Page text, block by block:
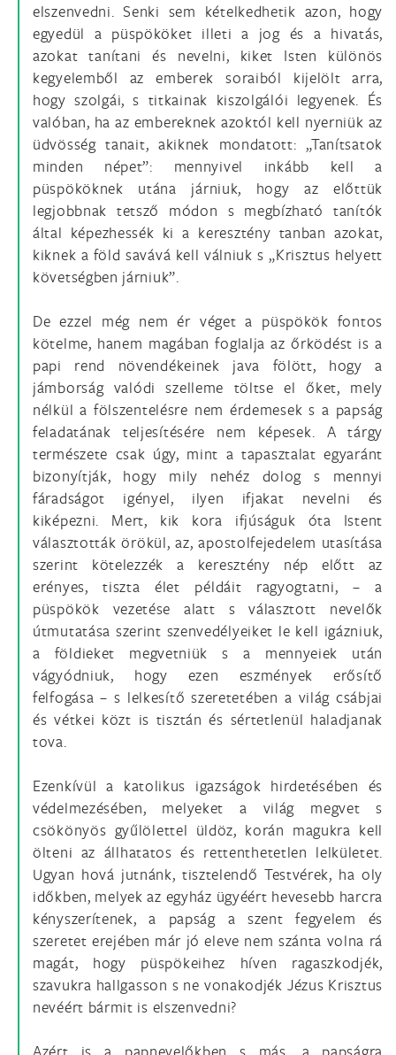
elszenvedni. Senki sem kételkedhetik azon, hogy
egyedül a püspököket illeti a jog és a hivatás,
azokat tanítani és nevelni, kiket Isten különös
kegyelemből az emberek soraiból kijelölt arra,
hogy szolgái, s titkainak kiszolgálói legyenek. És
valóban, ha az embereknek azoktól kell nyerniük az
üdvösség tanait, akiknek mondatott: „Tanítsatok
minden népet”: mennyivel inkább kell a
püspököknek utána járniuk, hogy az előttük
legjobbnak tetsző módon s megbízható tanítók
által képezhessék ki a keresztény tanban azokat,
kiknek a föld savává kell válniuk s „Krisztus helyett
követségben járniuk”.
De ezzel még nem ér véget a püspökök fontos
kötelme, hanem magában foglalja az őrködést is a
papi rend növendékeinek java fölött, hogy a
jámborság valódi szelleme töltse el őket, mely
nélkül a fölszentelésre nem érdemesek s a papság
feladatának teljesítésére nem képesek. A tárgy
természete csak úgy, mint a tapasztalat egyaránt
bizonyítják, hogy mily nehéz dolog s mennyi
fáradságot igényel, ilyen ifjakat nevelni és
kiképezni. Mert, kik kora ifjúságuk óta Istent
választották örökül, az, apostolfejedelem utasítása
szerint kötelezzék a keresztény nép előtt az
erényes, tiszta élet példáit ragyogtatni, – a
püspökök vezetése alatt s választott nevelők
útmutatása szerint szenvedélyeiket le kell igázniuk,
a földieket megvetniük s a mennyeiek után
vágyódniuk, hogy ezen eszmények erősítő
felfogása – s lelkesítő szeretetében a világ csábjai
és vétkei közt is tisztán és sértetlenül haladjanak
tova.
Ezenkívül a katolikus igazságok hirdetésében és
védelmezésében, melyeket a világ megvet s
csökönyös gyűlölettel üldöz, korán magukra kell
ölteni az állhatatos és rettenthetetlen lelkületet.
Ugyan hová jutnánk, tisztelendő Testvérek, ha oly
időkben, melyek az egyház ügyéért hevesebb harcra
kényszerítenek, a papság a szent fegyelem és
szeretet erejében már jó eleve nem szánta volna rá
magát, hogy püspökeihez híven ragaszkodjék,
szavukra hallgasson s ne vonakodjék Jézus Krisztus
nevéért bármit is elszenvedni?